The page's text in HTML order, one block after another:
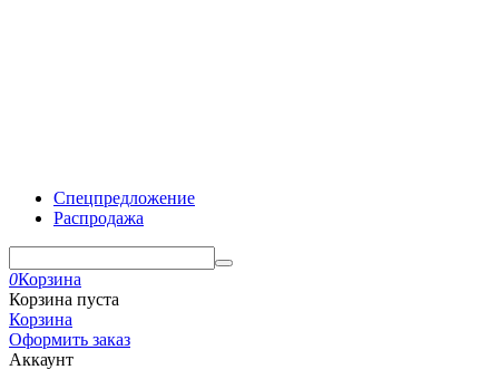
Спецпредложение
Распродажа
0Корзина
Корзина пуста
Корзина
Оформить заказ
Аккаунт